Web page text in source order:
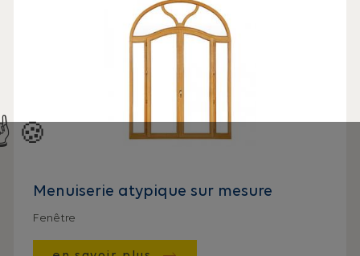
Menuiserie atypique sur mesure
Fenêtre